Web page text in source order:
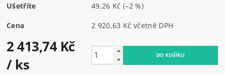
Ušetříte 49,26 Kč (–2 %)
Cena 2 920,63 Kč včetně DPH
2 413,74 Kč
/ ks